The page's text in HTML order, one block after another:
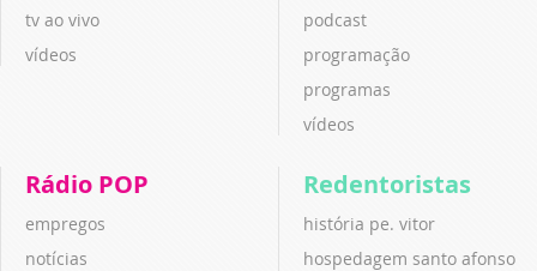
tv ao vivo
vídeos
podcast
programação
programas
vídeos
Rádio POP
empregos
notícias
Redentoristas
história pe. vitor
hospedagem santo afonso